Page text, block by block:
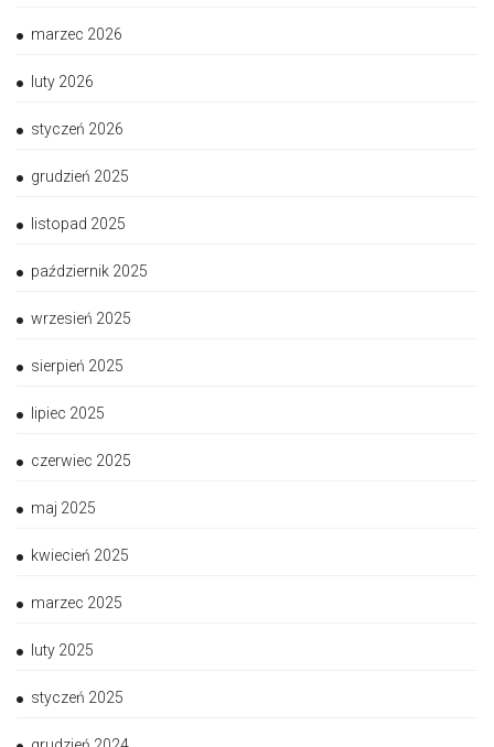
marzec 2026
luty 2026
styczeń 2026
grudzień 2025
listopad 2025
październik 2025
wrzesień 2025
sierpień 2025
lipiec 2025
czerwiec 2025
maj 2025
kwiecień 2025
marzec 2025
luty 2025
styczeń 2025